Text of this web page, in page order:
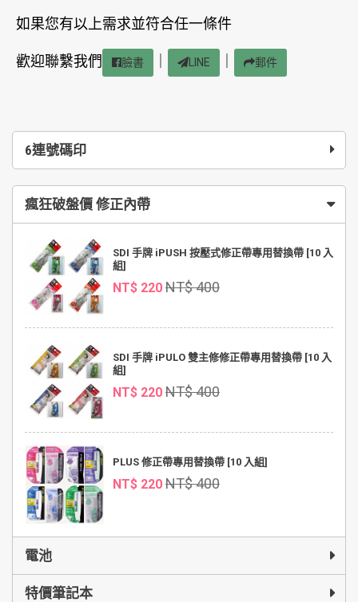
6連號碼印
瘋狂破盤價 修正內帶
SDI 手牌 iPUSH 按壓式修正帶專用替換帶 [10 入
組]
NT$ 220 NT$ 400
SDI 手牌 iPULO 雙主修修正帶專用替換帶 [10 入
組]
NT$ 220 NT$ 400
PLUS 修正帶專用替換帶 [10 入組]
NT$ 220 NT$ 400
電池
特價筆記本
如果您有以上需求並符合任一條件
歡迎聯繫我們 臉書 LINE 郵件